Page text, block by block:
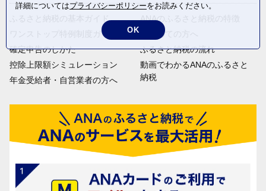
ふるさと納税の基本ガイド
ワンストップ特例制度ガイド
確定申告のしかた
控除上限額シミュレーション
年金受給者・自営業者の方へ
ANAのふるさと納税の特徴
はじめての方へ
ふるさと納税の流れ
動画でわかるANAのふるさと
納税
詳細についてはプライバシーポリシーをお読みください。
OK